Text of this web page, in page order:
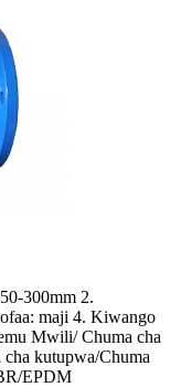
300mm 2.
maji 4. Kiwango
Mwili/ Chuma cha
kutupwa/Chuma
EPDM